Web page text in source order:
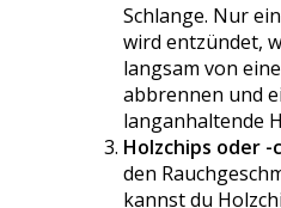
Schlange. Nur
wird entzündet,
langsam von
abbrennen und
langanhaltende
Holzchips oder
den
kannst du